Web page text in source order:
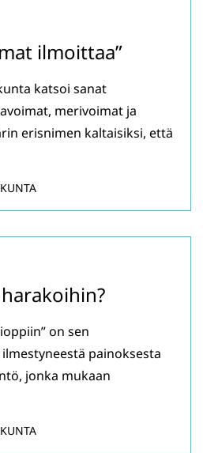
ilmoittaa”
katsoi sanat
merivoimat ja
erisnimen kaltaisiksi, että
on sen
painoksesta
jonka mukaan